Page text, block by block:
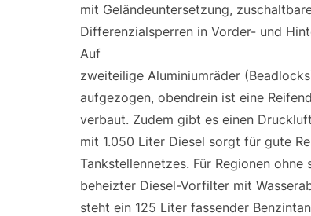
mit Geländeuntersetzung,
Differenzialsperren in Vorder- und
Auf
zweiteilige Aluminiumräder
aufgezogen, obendrein ist eine
verbaut. Zudem gibt es einen
mit 1.050 Liter Diesel sorgt für gute
Tankstellennetzes. Für Regionen
beheizter Diesel-Vorfilter mit
steht ein 125 Liter fassender